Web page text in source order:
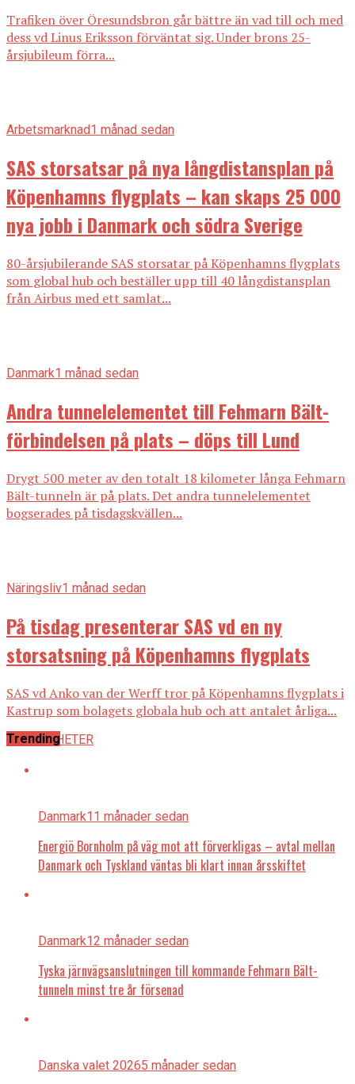
Trafiken över Öresundsbron går bättre än vad till och med
dess vd Linus Eriksson förväntat sig. Under brons 25-
årsjubileum förra...
Arbetsmarknad1 månad sedan
SAS storsatsar på nya långdistansplan på
Köpenhamns flygplats – kan skaps 25 000
nya jobb i Danmark och södra Sverige
80-årsjubilerande SAS storsatar på Köpenhamns flygplats
som global hub och beställer upp till 40 långdistansplan
från Airbus med ett samlat...
Danmark1 månad sedan
Andra tunnelelementet till Fehmarn Bält-
förbindelsen på plats – döps till Lund
Drygt 500 meter av den totalt 18 kilometer långa Fehmarn
Bält-tunneln är på plats. Det andra tunnelelementet
bogserades på tisdagskvällen...
Näringsliv1 månad sedan
På tisdag presenterar SAS vd en ny
storsatsning på Köpenhamns flygplats
SAS vd Anko van der Werff tror på Köpenhamns flygplats i
Kastrup som bolagets globala hub och att antalet årliga...
ALLA NYHETER
Trending
Danmark11 månader sedan
Energiö Bornholm på väg mot att förverkligas – avtal mellan
Danmark och Tyskland väntas bli klart innan årsskiftet
Danmark12 månader sedan
Tyska järnvägsanslutningen till kommande Fehmarn Bält-
tunneln minst tre år försenad
Danska valet 20265 månader sedan